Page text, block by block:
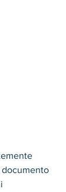
documento